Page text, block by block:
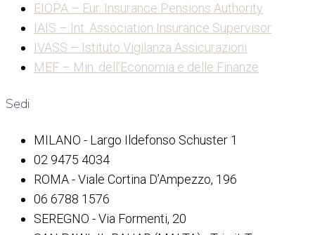
EIOPA – Eur. Insurance Pensions Authority
IAIS – Int. Association Insurance Supervisor
IVASS – Istituto Vigilanza Assicurazioni
MEF – Min. dell’Economia e delle Finanze
Sedi
MILANO - Largo Ildefonso Schuster 1
02 9475 4034
ROMA - Viale Cortina D’Ampezzo, 196
06 6788 1576
SEREGNO - Via Formenti, 20